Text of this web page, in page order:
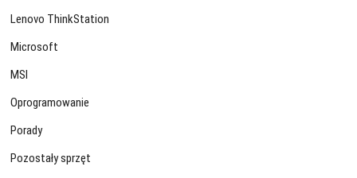
Lenovo ThinkStation
Microsoft
MSI
Oprogramowanie
Porady
Pozostały sprzęt